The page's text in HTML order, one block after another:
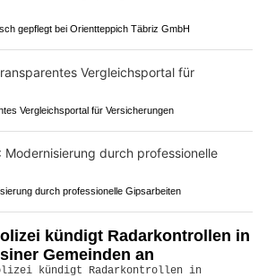
gepflegt bei Orientteppich Täbriz GmbH
Vergleichsportal für Versicherungen
durch professionelle Gipsarbeiten
kündigt Radarkontrollen in
Gemeinden an